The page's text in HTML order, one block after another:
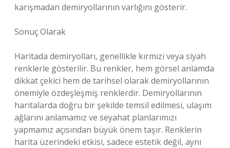
karışmadan demiryollarının varlığını gösterir.
Sonuç Olarak
Haritada demiryolları, genellikle kırmızı veya siyah
renklerle gösterilir. Bu renkler, hem görsel anlamda
dikkat çekici hem de tarihsel olarak demiryollarının
önemiyle özdeşleşmiş renklerdir. Demiryollarının
haritalarda doğru bir şekilde temsil edilmesi, ulaşım
ağlarını anlamamız ve seyahat planlarımızı
yapmamız açısından büyük önem taşır. Renklerin
harita üzerindeki etkisi, sadece estetik değil, aynı